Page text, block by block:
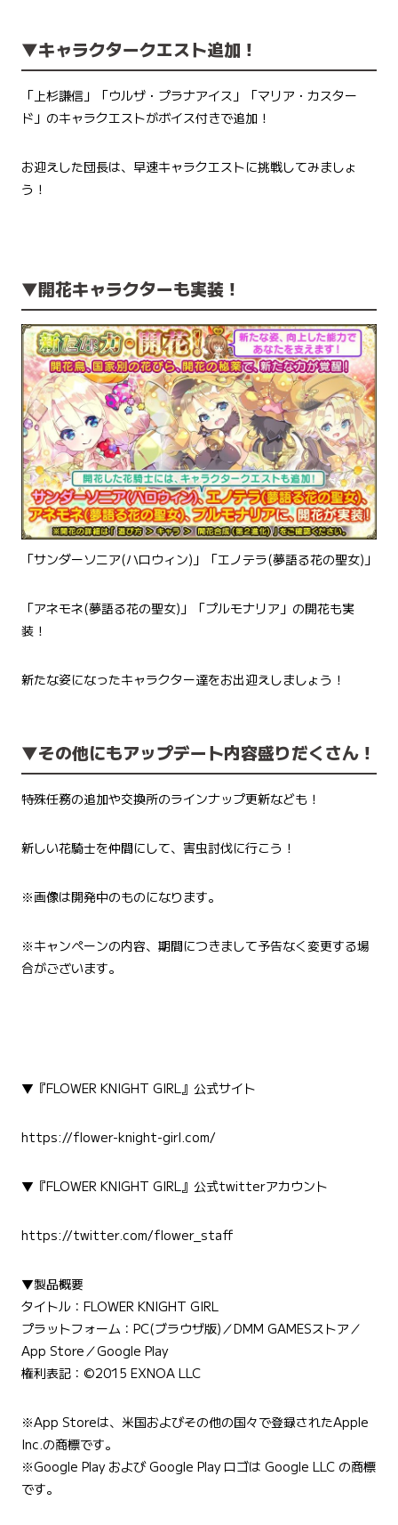
▼キャラクタークエスト追加！
「上杉謙信」「ウルザ・プラナアイス」「マリア・カスター
ド」のキャラクエストがボイス付きで追加！
お迎えした団長は、早速キャラクエストに挑戦してみましょ
う！
▼開花キャラクターも実装！
「サンダーソニア(ハロウィン)」「エノテラ(夢語る花の聖女)」
「アネモネ(夢語る花の聖女)」「プルモナリア」の開花も実
装！
新たな姿になったキャラクター達をお出迎えしましょう！
▼その他にもアップデート内容盛りだくさん！
特殊任務の追加や交換所のラインナップ更新なども！
新しい花騎士を仲間にして、害虫討伐に行こう！
※画像は開発中のものになります。
※キャンペーンの内容、期間につきまして予告なく変更する場
合がございます。
▼『FLOWER KNIGHT GIRL』公式サイト
https://flower-knight-girl.com/
▼『FLOWER KNIGHT GIRL』公式twitterアカウント
https://twitter.com/flower_staff
▼製品概要
タイトル：FLOWER KNIGHT GIRL
プラットフォーム：PC(ブラウザ版)／DMM GAMESストア／
App Store／Google Play
権利表記：©︎2015 EXNOA LLC
※App Storeは、米国およびその他の国々で登録されたApple
Inc.の商標です。
※Google Play および Google Play ロゴは Google LLC の商標
です。